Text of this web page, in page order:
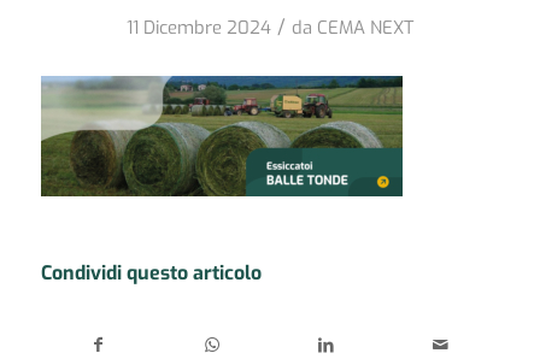
11 Dicembre 2024 / da CEMA NEXT
Condividi questo articolo